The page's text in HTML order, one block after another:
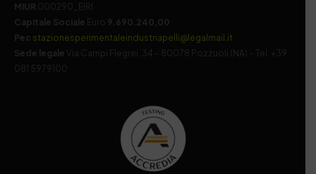
MIUR 000290_EIRI
Capitale Sociale Euro 9.690.240,00
Pec stazionesperimentaleindustriapelli@legalmail.it
Sede legale
Via Campi Flegrei, 34 – 80078 Pozzuoli (NA) – Tel. +39
081 5979100